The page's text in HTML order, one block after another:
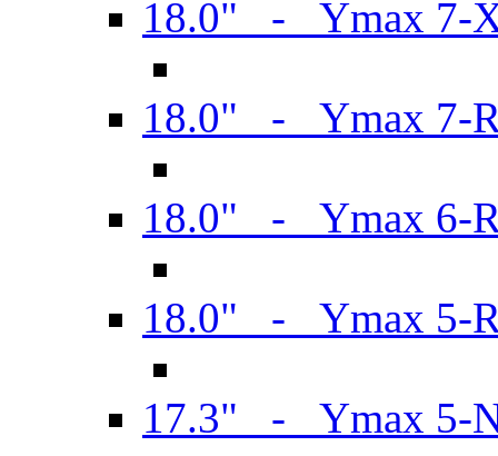
18.0" - Ymax 7-
18.0" - Ymax 7-
18.0" - Ymax 6-
18.0" - Ymax 5-
17.3" - Ymax 5-